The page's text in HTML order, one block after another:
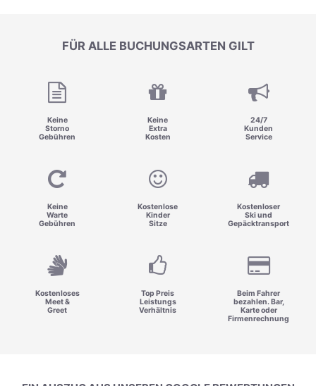
FÜR ALLE BUCHUNGSARTEN GILT
Keine
Storno
Gebühren
Keine
Extra
Kosten
24/7
Kunden
Service
Keine
Warte
Gebühren
Kostenlose
Kinder
Sitze
Kostenloser
Ski und
Gepäcktransport
Kostenloses
Meet &
Greet
Top Preis
Leistungs
Verhältnis
Beim Fahrer
bezahlen. Bar,
Karte oder
Firmenrechnung